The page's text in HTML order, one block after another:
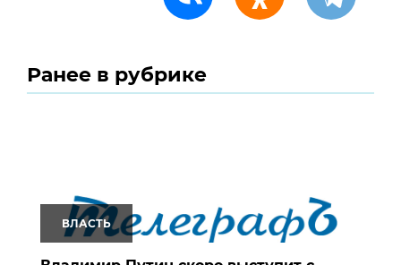
Ранее в рубрике
ВЛАСТЬ